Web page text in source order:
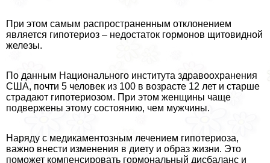
При этом самым распространенным отклонением
является гипотериоз – недостаток гормонов щитовидной
железы.
По данным Национального института здравоохранения
США, почти 5 человек из 100 в возрасте 12 лет и старше
страдают гипотериозом. При этом женщины чаще
подвержены этому состоянию, чем мужчины.
Наряду с медикаментозным лечением гипотериоза,
важно внести изменения в диету и образ жизни. Это
поможет компенсировать гормональный дисбаланс и